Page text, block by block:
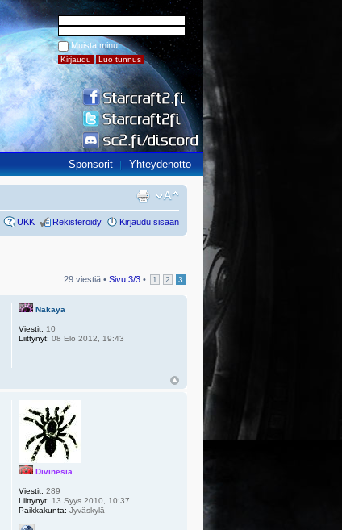
Muista minut
Sponsorit Yhteydenotto
UKK Rekisteröidy Kirjaudu sisään
29 viestiä • Sivu 3/3 • 1 2 3
Nakaya
Viestit: 10
Liittynyt: 08 Elo 2012, 19:43
Divinesia
Viestit: 289
Liittynyt: 13 Syys 2010, 10:37
Paikkakunta: Jyväskylä